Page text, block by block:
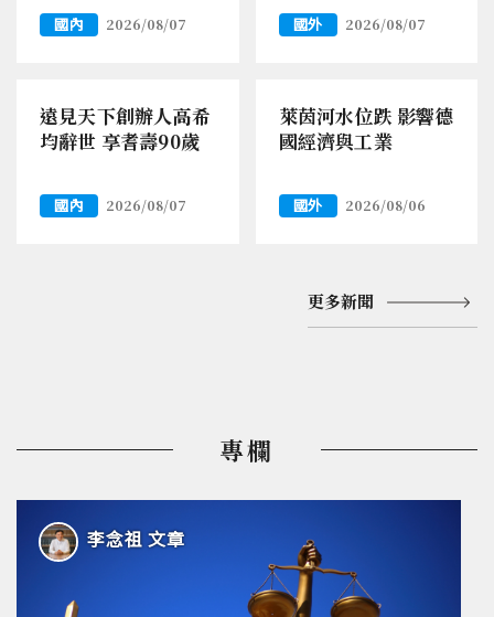
國內 2026/08/07 國外 2026/08/07
遠見天下創辦人高希
均辭世 享耆壽90歲
國內 2026/08/07
萊茵河水位跌 影響德
國經濟與工業
國外 2026/08/06
更多新聞
專欄
李念祖 文章